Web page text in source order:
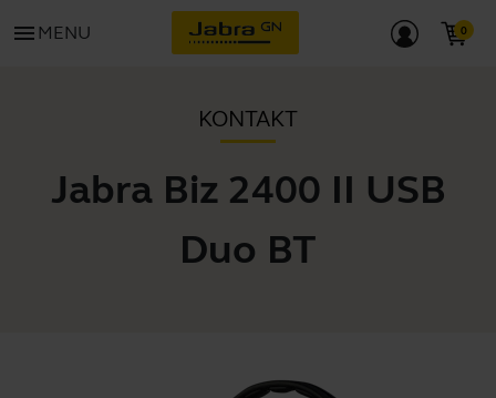
menu MENU
KONTAKT
Jabra Biz 2400 II USB
Duo BT